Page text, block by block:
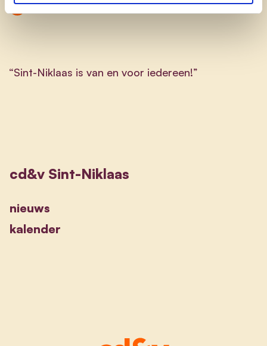
Meer sociale huisvesting
“Sint-Niklaas is van en voor iedereen!”
cd&v Sint-Niklaas
nieuws
kalender